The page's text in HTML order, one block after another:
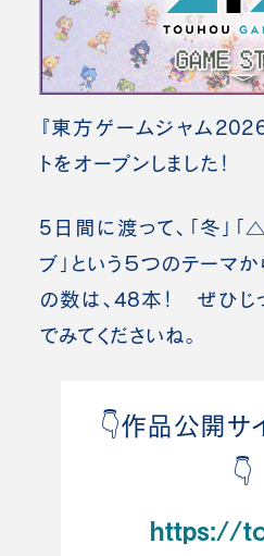
『東方ゲームジャム
トをオープンしました！
5日間に渡って、「冬」「△
ブ」という５つのテーマ
の数は、48本！ ぜひじ
でみてくださいね。
👇️作品公開サ
👇️
https://